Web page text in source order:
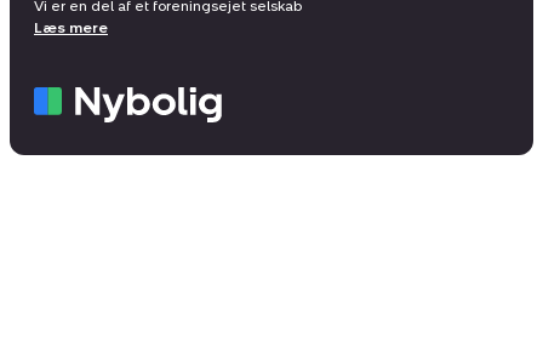
Vi er en del af et foreningsejet selskab
Læs mere